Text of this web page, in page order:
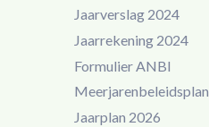
Jaarverslag 2024
Jaarrekening 2024
Formulier ANBI
Meerjarenbeleidsplan
Jaarplan 2026